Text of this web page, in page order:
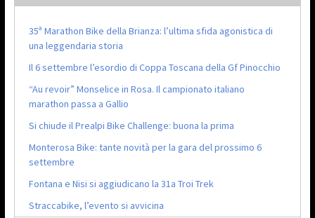
35ª Marathon Bike della Brianza: l’ultima sfida agonistica di
una leggendaria storia
Il 6 settembre l’esordio di Coppa Toscana della Gf Pinocchio
“Au revoir” Monselice in Rosa. Il campionato italiano
marathon passa a Gallio
Si chiude il Prealpi Bike Challenge: buona la prima
Monterosa Bike: tante novità per la gara del prossimo 6
settembre
Fontana e Nisi si aggiudicano la 31a Troi Trek
Straccabike, l’evento si avvicina